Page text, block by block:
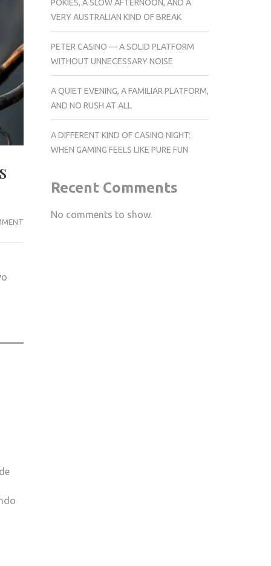
INCENDIOS
POKIES, A SLOW AFTERNOON, AND A
VERY AUSTRALIAN KIND OF BREAK
PETER CASINO — A SOLID PLATFORM
WITHOUT UNNECESSARY NOISE
A QUIET EVENING, A FAMILIAR PLATFORM,
AND NO RUSH AT ALL
A DIFFERENT KIND OF CASINO NIGHT:
WHEN GAMING FEELS LIKE PURE FUN
Recent Comments
No comments to show.